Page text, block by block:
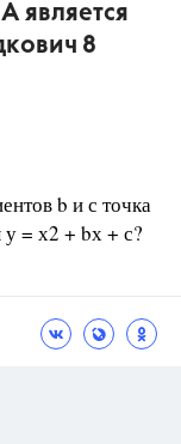
является
8
b и с точка
= х2 + bх + с?